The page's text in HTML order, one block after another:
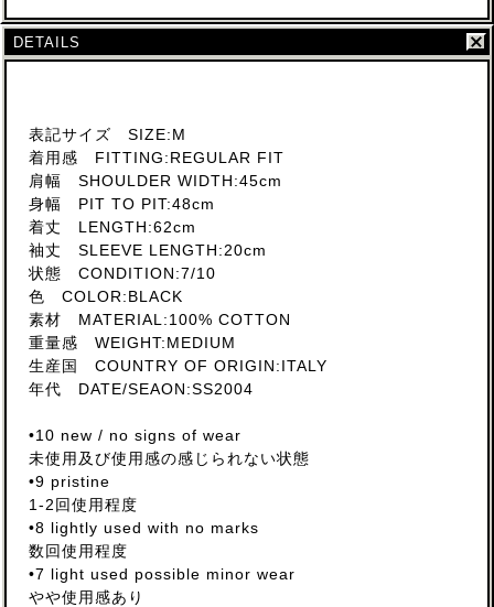
DETAILS
表記サイズ SIZE:M
着用感 FITTING:REGULAR FIT
肩幅 SHOULDER WIDTH:45cm
身幅 PIT TO PIT:48cm
着丈 LENGTH:62cm
袖丈 SLEEVE LENGTH:20cm
状態 CONDITION:7/10
色 COLOR:BLACK
素材 MATERIAL:100% COTTON
重量感 WEIGHT:MEDIUM
生産国 COUNTRY OF ORIGIN:ITALY
年代 DATE/SEAON:SS2004
•10 new / no signs of wear
未使用及び使用感の感じられない状態
•9 pristine
1-2回使用程度
•8 lightly used with no marks
数回使用程度
•7 light used possible minor wear
やや使用感あり